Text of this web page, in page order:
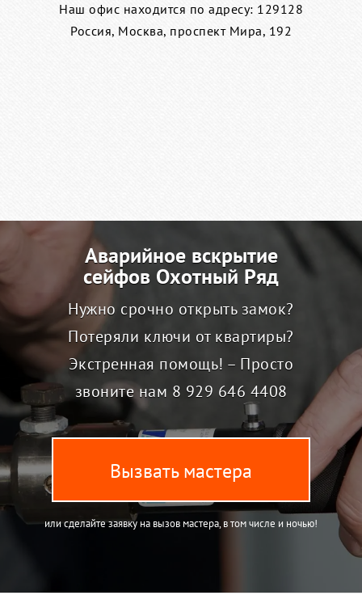
Наш офис находится по адресу: 129128
Россия, Москва, проспект Мира, 192
Аварийное вскрытие
сейфов Охотный Ряд
Нужно срочно открыть замок?
Потеряли ключи от квартиры?
Экстренная помощь! – Просто
звоните нам 8 929 646 4408
Вызвать мастера
или сделайте заявку на вызов мастера, в том числе и ночью!